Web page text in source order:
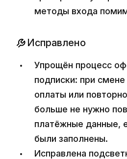
методы входа
Исправлено
Упрощён процесс
подписки: при
оплаты или
больше не нужно
платёжные данные,
были заполнены.
Исправлена